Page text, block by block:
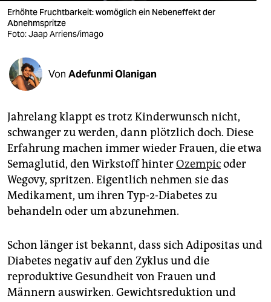
shop
fragen & hilfe
unterstützen
abo
epaper login
Erhöhte Fruchtbarkeit: womöglich ein Nebeneffekt der
Abnehmspritze
Foto: Jaap Arriens/imago
Von Adefunmi Olanigan
Jahrelang klappt es trotz Kinderwunsch nicht,
schwanger zu werden, dann plötzlich doch. Diese
Erfahrung machen immer wieder Frauen, die etwa
Semaglutid, den Wirkstoff hinterOzempicoder
Wegovy, spritzen. Eigentlich nehmen sie das
Medikament, um ihren Typ-2-Diabetes zu
behandeln oder um abzunehmen.
Schon länger ist bekannt, dass sich Adipositas und
Diabetes negativ auf den Zyklus und die
reproduktive Gesundheit von Frauen und
Männern auswirken. Gewichtsreduktion und